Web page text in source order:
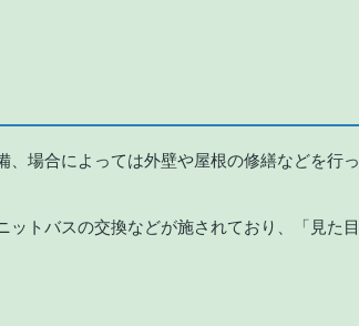
、場合によっては外壁や屋根の修繕などを行っ
ットバスの交換などが施されており、「見た目